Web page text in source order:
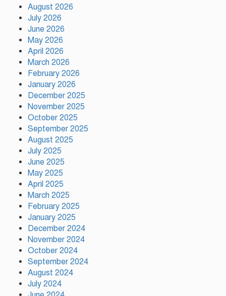
প্রতিবন্ধকতার শিকল ভাঙতে এখনো
রক্ত দিতে হচ্ছে: তথ্যমন্ত্রী
August 2026
July 2026
June 2026
May 2026
April 2026
March 2026
February 2026
January 2026
December 2025
November 2025
October 2025
September 2025
August 2025
July 2025
June 2025
May 2025
April 2025
March 2025
February 2025
January 2025
December 2024
November 2024
October 2024
September 2024
August 2024
July 2024